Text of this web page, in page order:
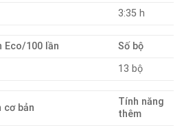
3:35 h
Eco/100 lần
Số bộ
13 bộ
cơ bản
Tính năng
thêm